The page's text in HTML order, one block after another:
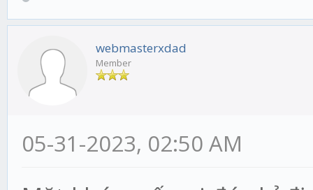
webmasterxdad
Member
05-31-2023, 02:50 AM